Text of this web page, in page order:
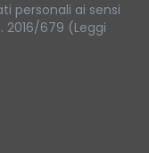
personali ai sensi
2016/679 (Leggi